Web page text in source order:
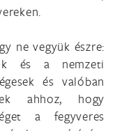
ne vegyük észre:
és a nemzeti
és valóban
ahhoz, hogy
a fegyveres